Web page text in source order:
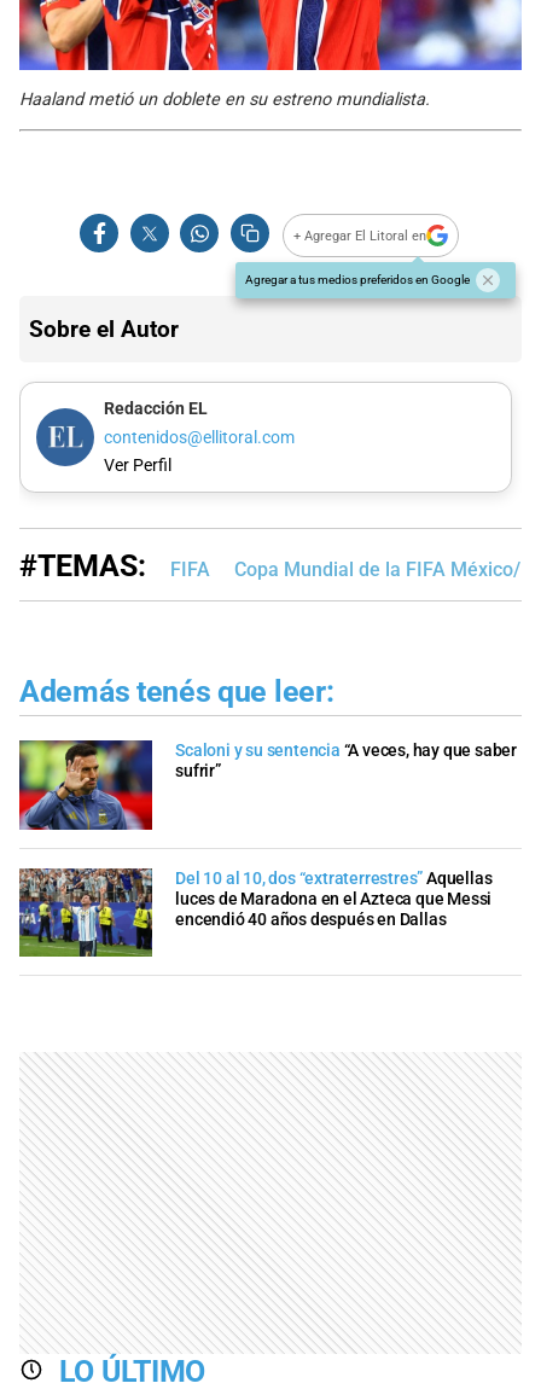
Haaland metió un doblete en su estreno mundialista.
+ Agregar El Litoral en
Agregar a tus medios preferidos en Google
Sobre el Autor
Redacción EL
contenidos@ellitoral.com
Ver Perfil
#TEMAS: FIFA Copa Mundial de la FIFA México/
Además tenés que leer:
Scaloni y su sentencia “A veces, hay que saber
sufrir”
Del 10 al 10, dos “extraterrestres”Aquellas
luces de Maradona en el Azteca que Messi
encendió 40 años después en Dallas
LO ÚLTIMO